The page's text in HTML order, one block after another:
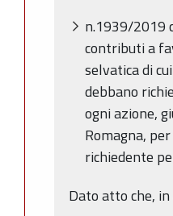
n.1939/2019
contributi a
selvatica di
debbano
ogni azione,
Romagna,
richiedente
Dato atto che,